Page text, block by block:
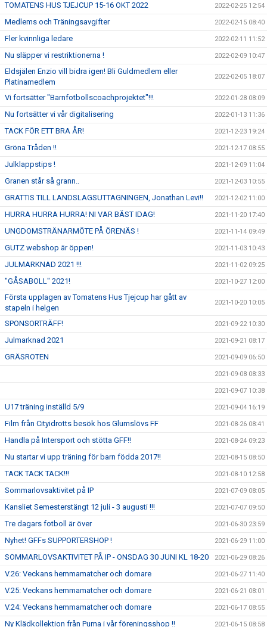
TOMATENS HUS TJEJCUP 15-16 OKT 2022 2022-02-25 12:54
Medlems och Träningsavgifter 2022-02-15 08:40
Fler kvinnliga ledare 2022-02-11 11:52
Nu släpper vi restriktionerna ! 2022-02-09 10:47
Eldsjälen Enzio vill bidra igen! Bli Guldmedlem eller
Platinamedlem
2022-02-05 18:07
Vi fortsätter "Barnfotbollscoachprojektet"!!! 2022-01-28 08:09
Nu fortsätter vi vår digitalisering 2022-01-13 11:36
TACK FÖR ETT BRA ÅR! 2021-12-23 19:24
Gröna Tråden !! 2021-12-17 08:55
Julklappstips ! 2021-12-09 11:04
Granen står så grann.. 2021-12-03 10:55
GRATTIS TILL LANDSLAGSUTTAGNINGEN, Jonathan Levi!! 2021-12-02 11:00
HURRA HURRA HURRA! NI VAR BÄST IDAG! 2021-11-20 17:40
UNGDOMSTRÄNARMÖTE PÅ ÖRENÄS ! 2021-11-14 09:49
GUTZ webshop är öppen! 2021-11-03 10:43
JULMARKNAD 2021 !!! 2021-11-02 09:25
"GÅSABOLL" 2021! 2021-10-27 12:00
Första upplagen av Tomatens Hus Tjejcup har gått av
stapeln i helgen
2021-10-20 10:05
SPONSORTRÄFF! 2021-09-22 10:30
Julmarknad 2021 2021-09-21 08:17
GRÄSROTEN 2021-09-09 06:50
2021-09-08 08:33
2021-09-07 10:38
U17 träning inställd 5/9 2021-09-04 16:19
Film från Cityidrotts besök hos Glumslövs FF 2021-08-26 08:41
Handla på Intersport och stötta GFF!! 2021-08-24 09:23
Nu startar vi upp träning för barn födda 2017!! 2021-08-15 08:50
TACK TACK TACK!!! 2021-08-10 12:58
Sommarlovsaktivitet på IP 2021-07-09 08:05
Kansliet Semesterstängt 12 juli - 3 augusti !!! 2021-07-07 09:50
Tre dagars fotboll är över 2021-06-30 23:59
Nyhet! GFFs SUPPORTERSHOP ! 2021-06-29 11:00
SOMMARLOVSAKTIVITET PÅ IP - ONSDAG 30 JUNI KL 18-20 2021-06-29 08:26
V.26: Veckans hemmamatcher och domare 2021-06-27 11:40
V.25: Veckans hemmamatcher och domare 2021-06-21 08:01
V.24: Veckans hemmamatcher och domare 2021-06-17 08:55
Ny Klädkollektion från Puma i vår föreningsshop !! 2021-06-15 08:58